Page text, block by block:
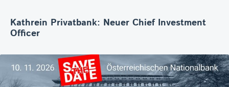
Kathrein Privatbank: Neuer Chief Investment
Officer